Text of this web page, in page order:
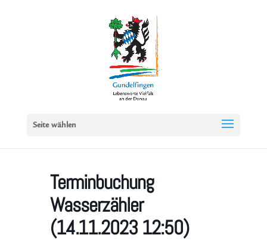
Seite wählen
Terminbuchung
Wasserzähler
(14.11.2023 12:50)